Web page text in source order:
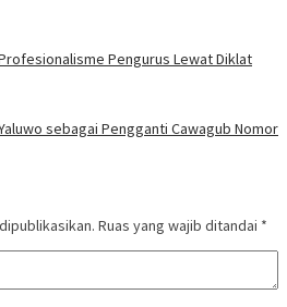
Pengurus Lewat Diklat
sebagai Pengganti Cawagub Nomor
Ruas yang wajib ditandai *